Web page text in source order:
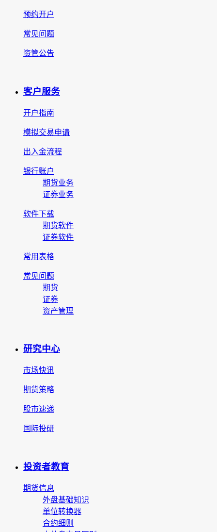
预约开户
常见问题
资管公告
客户服务
开户指南
模拟交易申请
出入金流程
银行账户
期货业务
证券业务
软件下载
期货软件
证券软件
常用表格
常见问题
期货
证券
资产管理
研究中心
市场快讯
期货策略
股市速递
国际投研
投资者教育
期货信息
外盘基础知识
单位转换器
合约细则